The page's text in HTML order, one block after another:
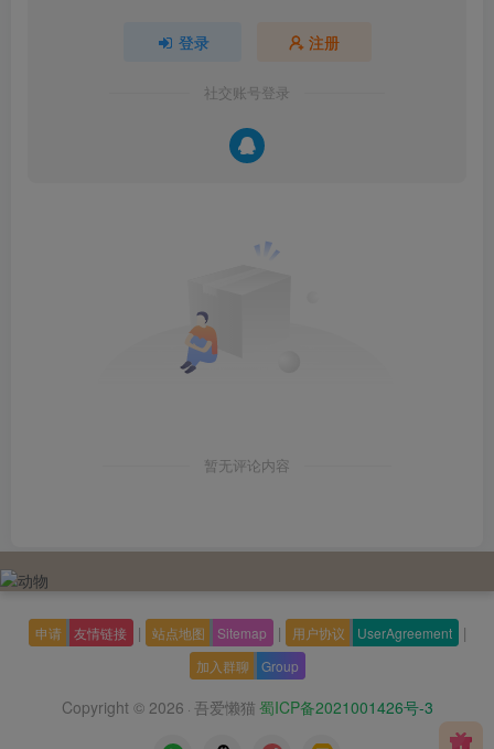
登录 注册
社交账号登录
暂无评论内容
申请 友情链接 | 站点地图 Sitemap | 用户协议 UserAgreement |
加入群聊 Group
Copyright © 2026 · 吾爱懒猫 蜀ICP备2021001426号-3